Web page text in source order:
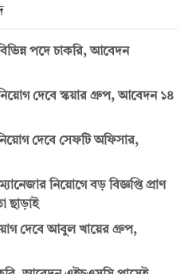
পদে চাকরি, আবেদন
দেবে স্কয়ার গ্রুপ, আবেদন ১৪
দেবে সেফটি অফিসার,
নিয়োগে বড় বিজ্ঞপ্তি প্রাণ
ছাড়াই
দেবে আবুল খায়ের গ্রুপ,